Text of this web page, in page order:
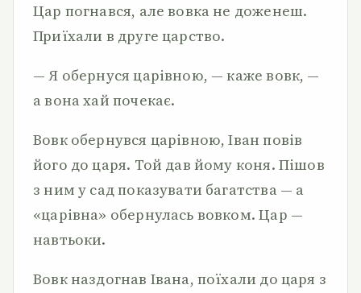
Цар погнався, але вовка не доженеш.
Приїхали в друге царство.
— Я обернуся царівною, — каже вовк, —
а вона хай почекає.
Вовк обернувся царівною, Іван повів
його до царя. Той дав йому коня. Пішов
з ним у сад показувати багатства — а
«царівна» обернулась вовком. Цар —
навтьоки.
Вовк наздогнав Івана, поїхали до царя з